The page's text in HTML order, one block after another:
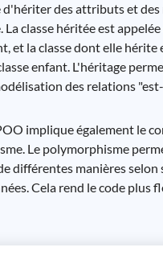
d'hériter des attributs et
La classe héritée est appelée
et la classe dont elle hérite
enfant. L'héritage
des relations
implique également le
Le polymorphisme
différentes manières selon
Cela rend le code plus